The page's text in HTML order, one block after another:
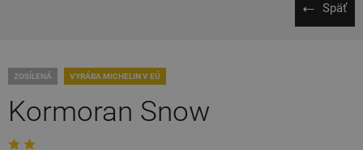
Späť
ZOSÍLENÁ VYRÁBA MICHELIN V EÚ
Kormoran Snow